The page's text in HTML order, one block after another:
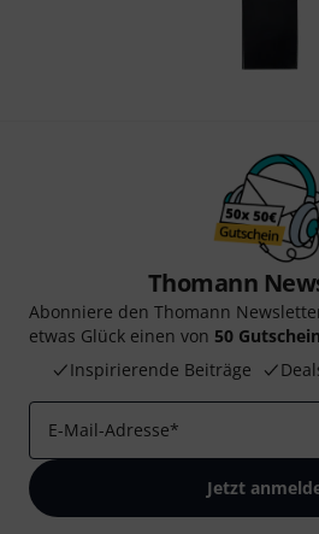
Thomann
Abonniere den Thomann
etwas Glück einen von 50
Inspirierende Beiträge
E-Mail-Adresse*
Jetzt